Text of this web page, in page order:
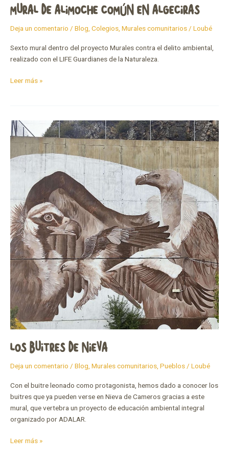
MURAL DE ALIMOCHE COMÚN EN ALGECIRAS
Deja un comentario / Blog, Colegios, Murales comunitarios/ Loubé
Sexto mural dentro del proyecto Murales contra el delito ambiental,
realizado con el LIFE Guardianes de la Naturaleza.
Leer más »
LOS BUITRES DE NIEVA
Deja un comentario / Blog Murales comunitarios Pueblos / Loubé
Con el buitre leonado como protagonista, hemos dado a conocer los
buitres que ya pueden verse en Nieva de Cameros gracias a este
mural, que vertebra un proyecto de educación ambiental integral
organizado por ADALAR.
Los
buitres
Nieva
Leer más »